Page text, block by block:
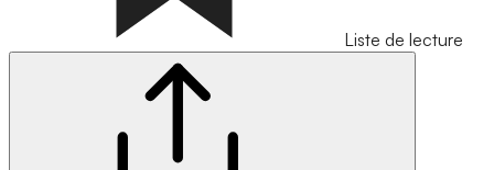
Liste de lecture